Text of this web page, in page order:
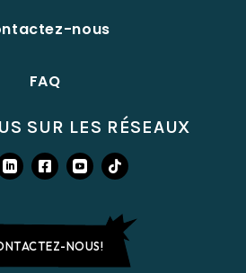
nous
FAQ
SUR LES RÉSEAUX
NOUS!